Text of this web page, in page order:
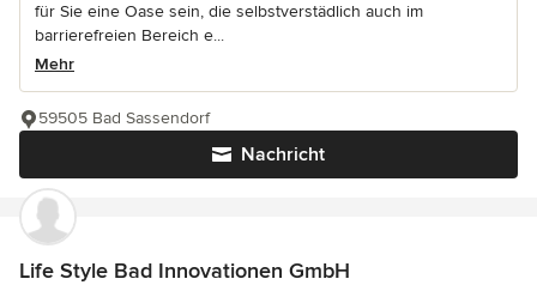
für Sie eine Oase sein, die selbstverstädlich auch im
barrierefreien Bereich e...
Mehr
Nachricht
59505 Bad Sassendorf
Life Style Bad Innovationen GmbH